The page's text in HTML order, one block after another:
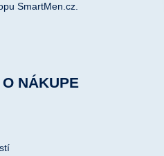
SmartMen.cz.
NÁKUPE